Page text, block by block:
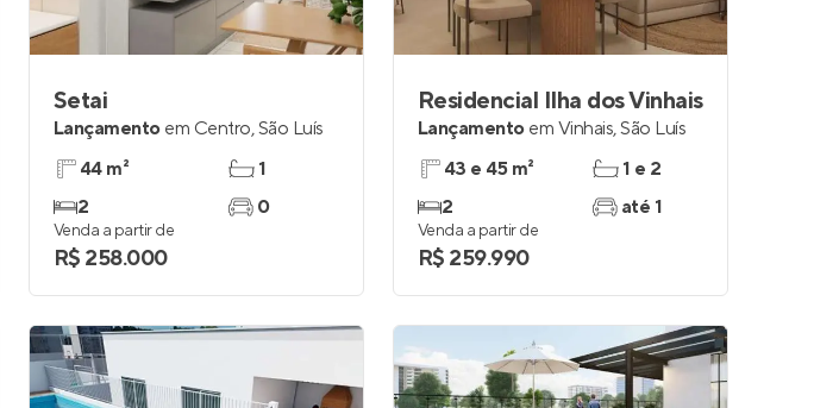
Setai
Lançamento em Centro,São Luís
44 m²
2
1
0
Venda a partir de
R$ 258.000
Residencial Ilha dos Vinhais
Lançamento em Vinhais,São Luís
43 e 45 m²
2
1 e 2
até 1
Venda a partir de
R$ 259.990